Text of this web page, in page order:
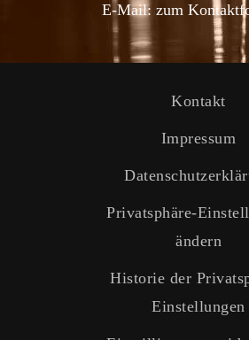
E-Mail: zum
Kontakt
Impressum
Privatsphäre-
ändern
Historie der
Einstellungen